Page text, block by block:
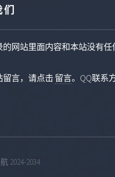
的网站里面内容和本站没有任
留言，请点击留言。QQ联系
2024-2034